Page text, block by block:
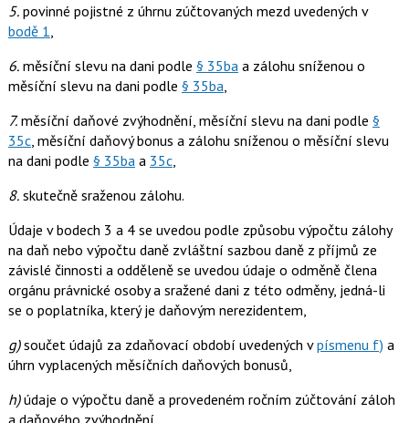
5.povinné pojistné z úhrnu zúčtovaných mezd uvedených v
bodě 1
6.měsíční slevu na dani podle § 35ba a zálohu sníženou o
měsíční slevu na dani podle § 35ba
7.měsíční daňové zvýhodnění, měsíční slevu na dani podle §
35c, měsíční daňový bonus a zálohu sníženou o měsíční slevu
na dani podle § 35ba a 35c,
8.skutečně sraženou zálohu.
Údaje v bodech 3 a 4 se uvedou podle způsobu výpočtu zálohy
na daň nebo výpočtu daně zvláštní sazbou daně z příjmů ze
závislé činnosti a odděleně se uvedou údaje o odměně člena
orgánu právnické osoby a sražené dani z této odměny, jedná-li
se o poplatníka, který je daňovým nerezidentem,
g)součet údajů za zdaňovací období uvedených vpísmenu f) a
úhrn vyplacených měsíčních daňových bonusů,
h)údaje o výpočtu daně a provedeném ročním zúčtování záloh
a daňového zvýhodnění.